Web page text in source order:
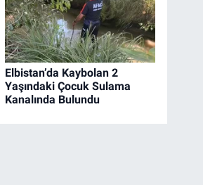
Elbistan’da Kaybolan 2
Yaşındaki Çocuk Sulama
Kanalında Bulundu